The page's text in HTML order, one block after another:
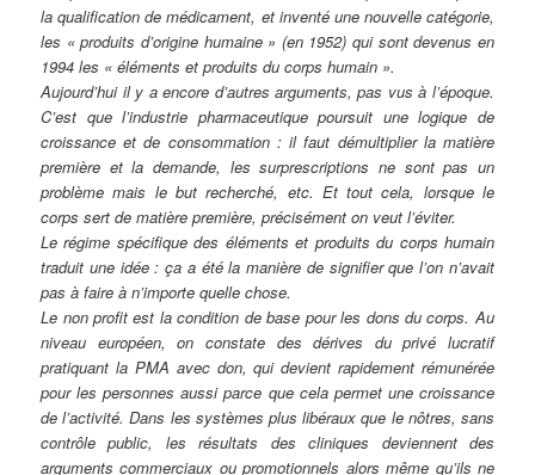
la qualification de médicament, et inventé une nouvelle catégorie,
les « produits d’origine humaine » (en 1952) qui sont devenus en
1994 les « éléments et produits du corps humain ».
Aujourd’hui il y a encore d’autres arguments, pas vus à l’époque.
C’est que l’industrie pharmaceutique poursuit une logique de
croissance et de consommation : il faut démultiplier la matière
première et la demande, les surprescriptions ne sont pas un
problème mais le but recherché, etc. Et tout cela, lorsque le
corps sert de matière première, précisément on veut l’éviter.
Le régime spécifique des éléments et produits du corps humain
traduit une idée : ça a été la manière de signifier que l’on n’avait
pas à faire à n’importe quelle chose.
Le non profit est la condition de base pour les dons du corps. Au
niveau européen, on constate des dérives du privé lucratif
pratiquant la PMA avec don, qui devient rapidement rémunérée
pour les personnes aussi parce que cela permet une croissance
de l’activité. Dans les systèmes plus libéraux que le nôtres, sans
contrôle public, les résultats des cliniques deviennent des
arguments commerciaux ou promotionnels alors même qu’ils ne